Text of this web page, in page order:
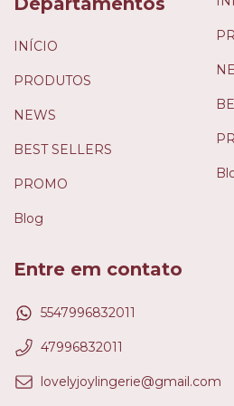
INÍCIO
PRODUTOS
NEWS
BEST SELLERS
PROMO
Blog
Entre em contato
5547996832011
47996832011
lovelyjoylingerie@gmail.com